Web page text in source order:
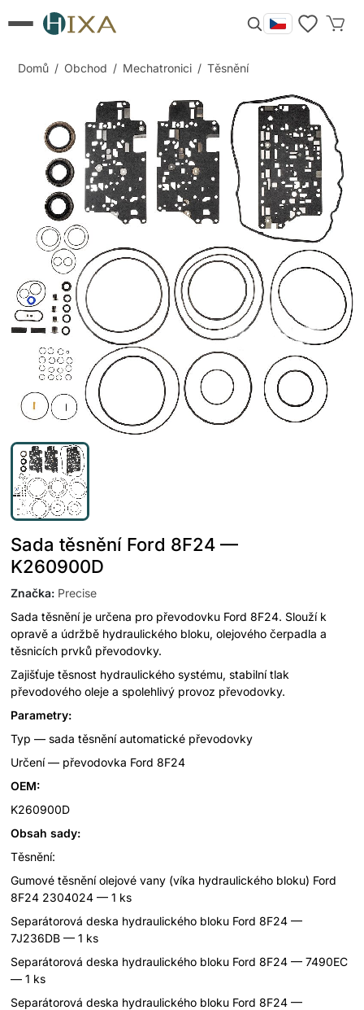
Domů / Obchod / Mechatronici / Těsnění
Sada těsnění Ford 8F24 —
K260900D
Značka: Precise
Sada těsnění je určena pro převodovku Ford 8F24. Slouží k
opravě a údržbě hydraulického bloku, olejového čerpadla a
těsnicích prvků převodovky.
Zajišťuje těsnost hydraulického systému, stabilní tlak
převodového oleje a spolehlivý provoz převodovky.
Parametry:
Typ — sada těsnění automatické převodovky
Určení — převodovka Ford 8F24
OEM:
K260900D
Obsah sady:
Těsnění:
Gumové těsnění olejové vany (víka hydraulického bloku) Ford
8F24 2304024 — 1 ks
Separátorová deska hydraulického bloku Ford 8F24 —
7J236DB — 1 ks
Separátorová deska hydraulického bloku Ford 8F24 — 7490EC
— 1 ks
Separátorová deska hydraulického bloku Ford 8F24 —